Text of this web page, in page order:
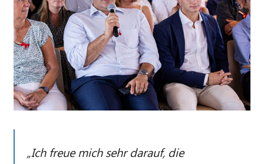
„Ich freue mich sehr darauf, die